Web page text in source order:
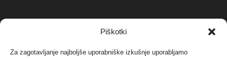
Piškotki
Za zagotavljanje najboljše uporabniške izkušnje uporabljamo
NAJBOLJ KOMENTIRANO
Protest proti vetrnim elektrarnam na Ojstrici, v